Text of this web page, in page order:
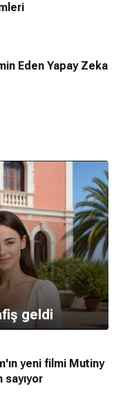
Eden Yapay Zeka
geldi
yeni filmi Mutiny
sayıyor